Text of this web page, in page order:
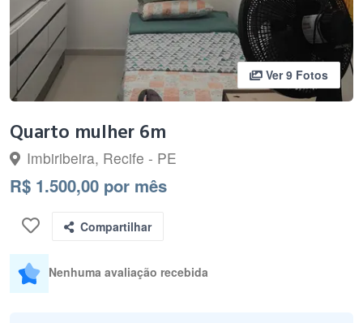
Ver 9 Fotos
Quarto mulher 6m
Imbiribeira, Recife - PE
R$ 1.500,00 por mês
Compartilhar
Nenhuma avaliação recebida